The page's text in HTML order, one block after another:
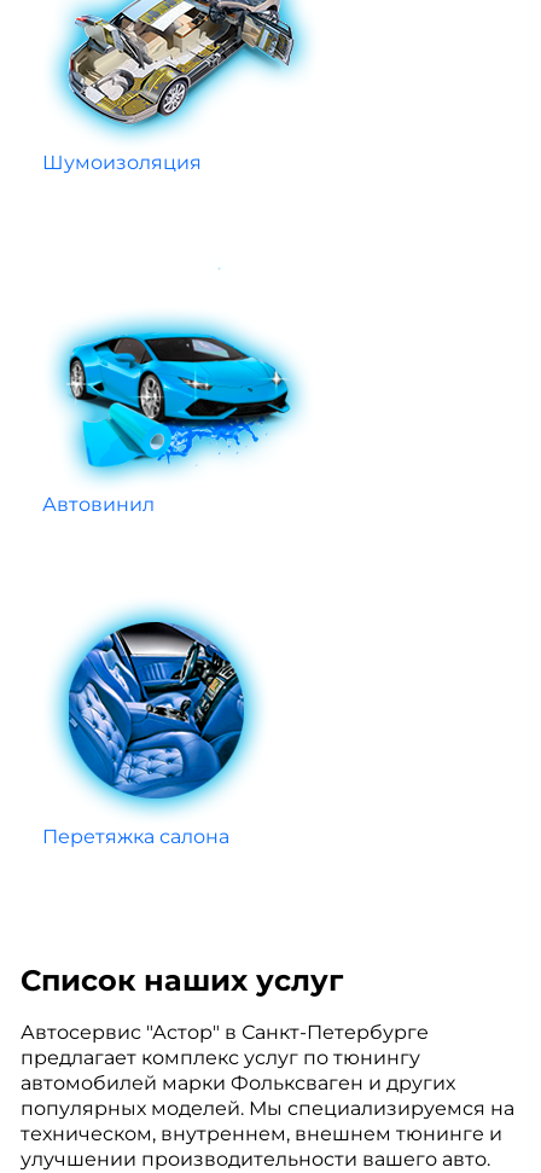
Шумоизоляция
Автовинил
Перетяжка салона
Список наших услуг
Автосервис "Астор" в Санкт-Петербурге
предлагает комплекс услуг по тюнингу
автомобилей марки Фольксваген и других
популярных моделей. Мы специализируемся на
техническом, внутреннем, внешнем тюнинге и
улучшении производительности вашего авто.